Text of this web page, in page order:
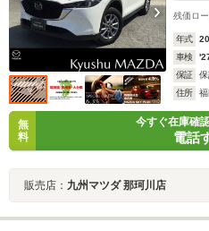
残価ロ
年式
車検
保証
住所
無
料
今すぐ在庫確
電話
販売店： 九州マツダ 那珂川店